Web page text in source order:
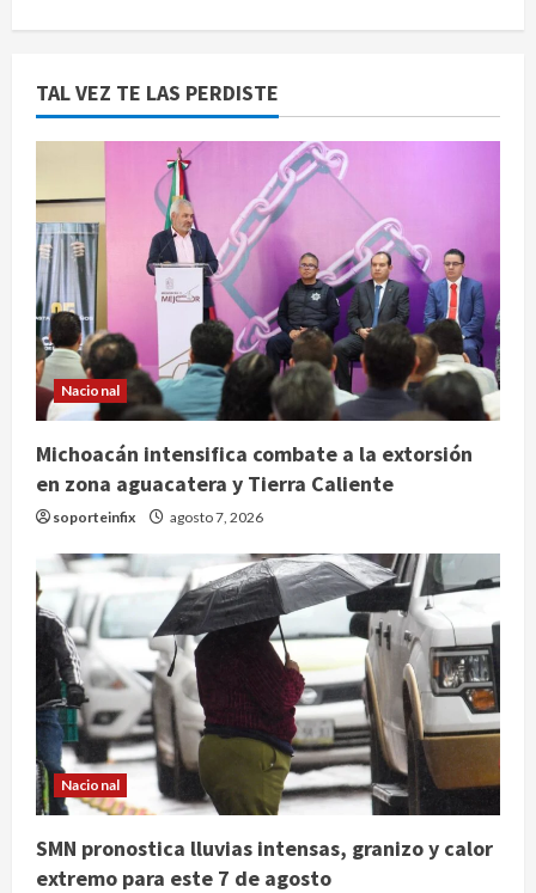
TAL VEZ TE LAS PERDISTE
Nacional
Michoacán intensifica combate a la extorsión
en zona aguacatera y Tierra Caliente
soporteinfix agosto 7, 2026
Nacional
SMN pronostica lluvias intensas, granizo y calor
extremo para este 7 de agosto